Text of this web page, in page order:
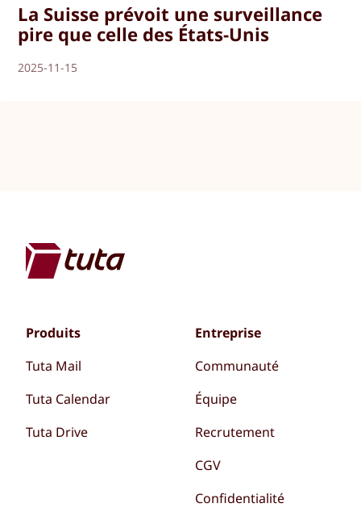
La Suisse prévoit une surveillance
pire que celle des États-Unis
2025-11-15
Produits
Tuta Mail
Tuta Calendar
Tuta Drive
Entreprise
Communauté
Équipe
Recrutement
CGV
Confidentialité